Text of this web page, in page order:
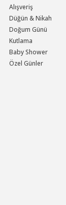
Alışveriş
Düğün & Nikah
Doğum Günü
Kutlama
Baby Shower
Özel Günler